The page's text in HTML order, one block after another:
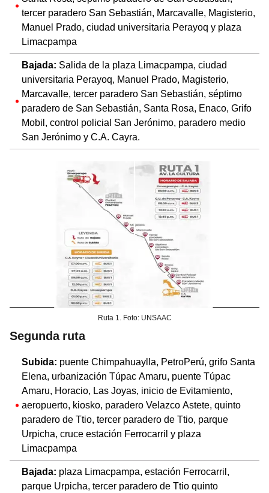
tercer paradero San Sebastián, Marcavalle, Magisterio,
Manuel Prado, ciudad universitaria Perayoq y plaza
Limacpampa
Bajada: Salida de la plaza Limacpampa, ciudad
universitaria Perayoq, Manuel Prado, Magisterio,
Marcavalle, tercer paradero San Sebastián, séptimo
paradero de San Sebastián, Santa Rosa, Enaco, Grifo
Mobil, control policial San Jerónimo, paradero medio
San Jerónimo y C.A. Cayra.
Ruta 1. Foto: UNSAAC
Segunda ruta
Subida: puente Chimpahuaylla, PetroPerú, grifo Santa
Elena, urbanización Túpac Amaru, puente Túpac
Amaru, Horacio, Las Joyas, inicio de Evitamiento,
aeropuerto, kiosko, paradero Velazco Astete, quinto
paradero de Ttio, tercer paradero de Ttio, parque
Urpicha, cruce estación Ferrocarril y plaza
Limacpampa
Bajada: plaza Limacpampa, estación Ferrocarril,
parque Urpicha, tercer paradero de Ttio quinto